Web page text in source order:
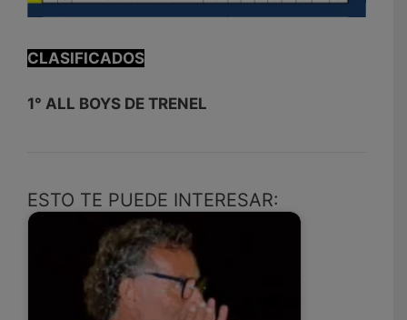
CLASIFICADOS
1° ALL BOYS DE TRENEL
ESTO TE PUEDE INTERESAR: